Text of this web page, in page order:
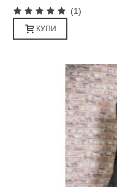
(1)
КУПИ